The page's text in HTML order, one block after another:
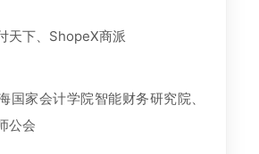
天下、ShopeX商派
国家会计学院智能财务研究院、
公会